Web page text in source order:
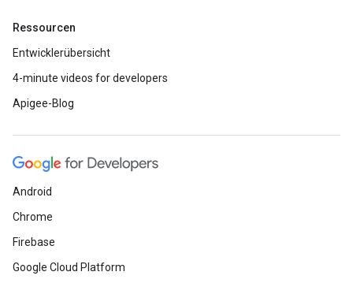
Ressourcen
Entwicklerübersicht
4-minute videos for developers
Apigee-Blog
Android
Chrome
Firebase
Google Cloud Platform